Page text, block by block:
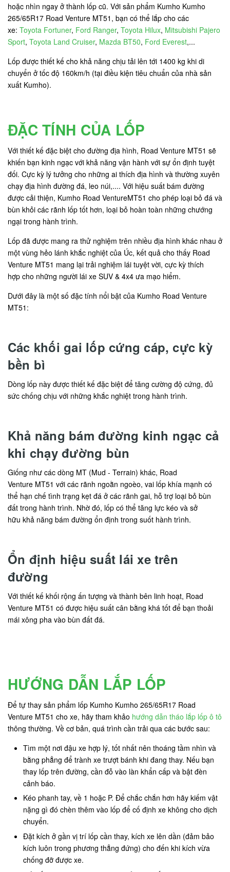
hoặc nhìn ngay ở thành lốp cũ. Với sản phẩm Kumho Kumho
265/65R17 Road Venture MT51, bạn có thể lắp cho các
xe: Toyota Fortuner, Ford Ranger, Toyota Hilux, Mitsubishi Pajero
Sport, Toyota Land Cruiser, Mazda BT50, Ford Everest,...
Lốp được thiết kế cho khả năng chịu tải lên tới 1400 kg khi di
chuyển ở tốc độ 160km/h (tại điều kiện tiêu chuẩn của nhà sản
xuất Kumho).
ĐẶC TÍNH CỦA LỐP
Với thiết kế đặc biệt cho đường địa hình, Road Venture MT51 sẽ
khiến bạn kinh ngạc với khả năng vận hành với sự ổn định tuyệt
đối. Cực kỳ lý tưởng cho những ai thích địa hình và thường xuyên
chạy địa hình đường đá, leo núi,.... Với hiệu suất bám đường
được cải thiện, Kumho Road VentureMT51 cho phép loại bỏ đá và
bùn khỏi các rãnh lốp tốt hơn, loại bỏ hoàn toàn những chướng
ngại trong hành trình.
Lốp đã được mang ra thử nghiệm trên nhiều địa hình khác nhau ở
một vùng hẻo lánh khắc nghiệt của Úc, kết quả cho thấy Road
Venture MT51 mang lại trải nghiệm lái tuyệt vời, cực kỳ thích
hợp cho những người lái xe SUV & 4x4 ưa mạo hiểm.
Dưới đây là một số đặc tính nổi bật của Kumho Road Venture
MT51:
Các khối gai lốp cứng cáp, cực kỳ
bền bì
Dòng lốp này được thiết kế đặc biệt để tăng cường độ cứng, đủ
sức chống chịu với những khắc nghiệt trong hành trình.
Khả năng bám đường kinh ngạc cả
khi chạy đường bùn
Giống như các dòng MT (Mud - Terrain) khác, Road
Venture MT51 với các rãnh ngoằn ngoèo, vai lốp khía mạnh có
thể hạn chế tình trạng kẹt đá ở các rãnh gai, hỗ trợ loại bỏ bùn
đất trong hành trình. Nhờ đó, lốp có thể tăng lực kéo và sở
hữu khả năng bám đường ổn định trong suốt hành trình.
Ổn định hiệu suất lái xe trên
đường
Với thiết kế khối rộng ấn tượng và thành bên linh hoạt, Road
Venture MT51 có được hiệu suất cân bằng khá tốt để bạn thoải
mái xông pha vào bùn đất đá.
HƯỚNG DẪN LẮP LỐP
Để tự thay sản phẩm lốp Kumho Kumho 265/65R17 Road
Venture MT51 cho xe, hãy tham khảo hướng dẫn tháo lắp lốp ô tô
thông thường. Về cơ bản, quá trình cần trải qua các bước sau:
Tìm một nơi đậu xe hợp lý, tốt nhất nên thoáng tầm nhìn và
bằng phẳng để trành xe trượt bánh khi đang thay. Nếu bạn
thay lốp trên đường, cần đỗ vào làn khẩn cấp và bật đèn
cảnh báo.
Kéo phanh tay, về 1 hoặc P. Để chắc chắn hơn hãy kiếm vật
nặng gì đó chèn thêm vào lốp để cố định xe không cho dịch
chuyển.
Đặt kích ở gần vị trí lốp cần thay, kích xe lên dần (đảm bảo
kích luôn trong phương thẳng đứng) cho đến khi kích vừa
chống đỡ được xe.